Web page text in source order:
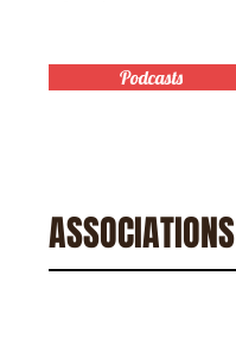
Podcasts
ASSOCIATIONS